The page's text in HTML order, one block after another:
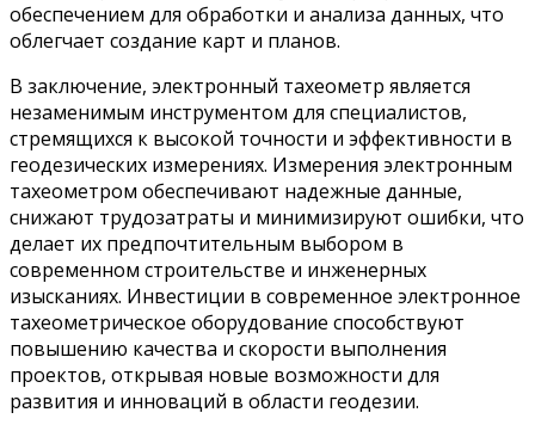
обеспечением для обработки и анализа данных, что
облегчает создание карт и планов.
В заключение, электронный тахеометр является
незаменимым инструментом для специалистов,
стремящихся к высокой точности и эффективности в
геодезических измерениях. Измерения электронным
тахеометром обеспечивают надежные данные,
снижают трудозатраты и минимизируют ошибки, что
делает их предпочтительным выбором в
современном строительстве и инженерных
изысканиях. Инвестиции в современное электронное
тахеометрическое оборудование способствуют
повышению качества и скорости выполнения
проектов, открывая новые возможности для
развития и инноваций в области геодезии.